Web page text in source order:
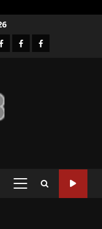
Facebook-Facebook-
PRIMARY